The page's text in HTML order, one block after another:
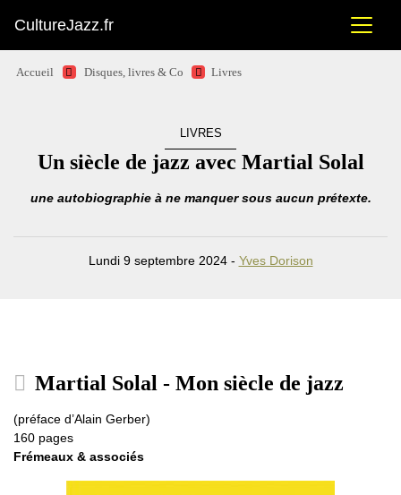
CultureJazz.fr
Accueil Disques, livres & Co Livres
LIVRES
Un siècle de jazz avec Martial Solal
une autobiographie à ne manquer sous aucun prétexte.
Lundi 9 septembre 2024 - Yves Dorison
Martial Solal - Mon siècle de jazz
(préface d’Alain Gerber)
160 pages
Frémeaux & associés